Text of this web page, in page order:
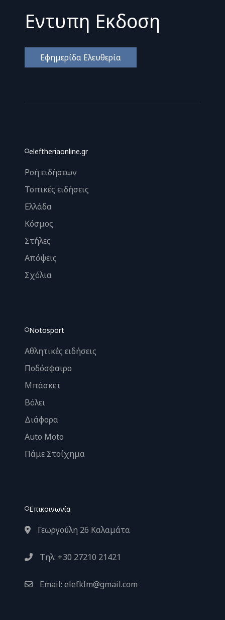
Εντυπη Εκδοση
Εφημερίδα Ελευθερία
eleftheriaonline.gr
Ροή ειδήσεων
Τοπικές ειδήσεις
Ελλάδα
Κόσμος
Στήλες
Απόψεις
Σχόλια
Notosport
Αθλητικές ειδήσεις
Ποδόσφαιρο
Μπάσκετ
Βόλει
Διάφορα
Auto Moto
Πάμε Στοίχημα
Επικοινωνία
Γεωργούλη 26 Καλαμάτα
Τηλ: +30 27210 21421
Email: elefklm@gmail.com